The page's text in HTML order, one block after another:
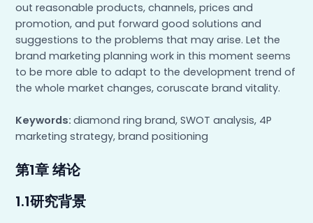
out reasonable products, channels, prices and
promotion, and put forward good solutions and
suggestions to the problems that may arise. Let the
brand marketing planning work in this moment seems
to be more able to adapt to the development trend of
the whole market changes, coruscate brand vitality.
Keywords:diamond ring brand, SWOT analysis, 4P
marketing strategy, brand positioning
第1章 绪论
1.1研究背景